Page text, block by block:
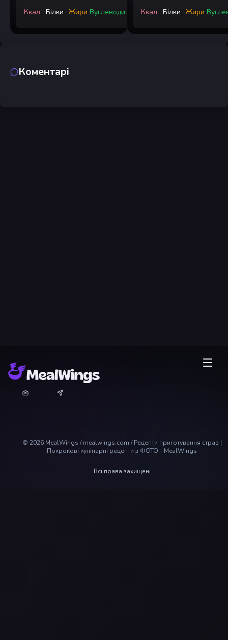
Ккал Білки Жири Вуглеводи Ккал Білки Жири
Коментарі
© 2026 MealWings / mealwings.com /Рецепти приготування страв |
Покрокові кулінарні рецепти з ФОТО - MealWings
Всі права захищені